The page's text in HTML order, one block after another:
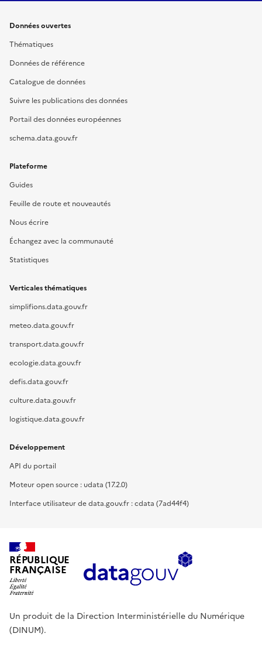
Données ouvertes
Thématiques
Données de référence
Catalogue de données
Suivre les publications des données
Portail des données européennes
schema.data.gouv.fr
Plateforme
Guides
Feuille de route et nouveautés
Nous écrire
Échangez avec la communauté
Statistiques
Verticales thématiques
simplifions.data.gouv.fr
meteo.data.gouv.fr
transport.data.gouv.fr
ecologie.data.gouv.fr
defis.data.gouv.fr
culture.data.gouv.fr
logistique.data.gouv.fr
Développement
API du portail
Moteur open source : udata (17.2.0)
Interface utilisateur de data.gouv.fr : cdata (7ad44f4)
RÉPUBLIQUE
FRANÇAISE
Un produit de la Direction Interministérielle du Numérique
(DINUM).